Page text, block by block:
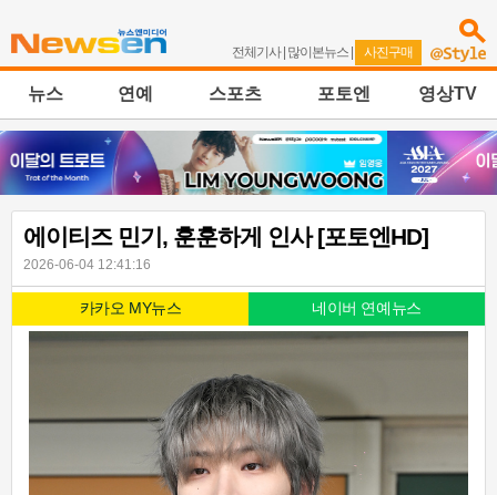
전체기사| 많이본뉴스 | 사진구매
뉴스 연예 스포츠 포토엔 영상TV
에이티즈 민기, 훈훈하게 인사 [포토엔HD]
2026-06-04 12:41:16
카카오 MY뉴스 네이버 연예뉴스